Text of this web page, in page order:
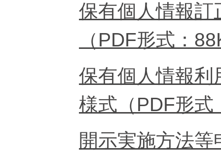
保有個人情報
（PDF形式：
保有個人情報
様式（PDF形式
開示実施方法